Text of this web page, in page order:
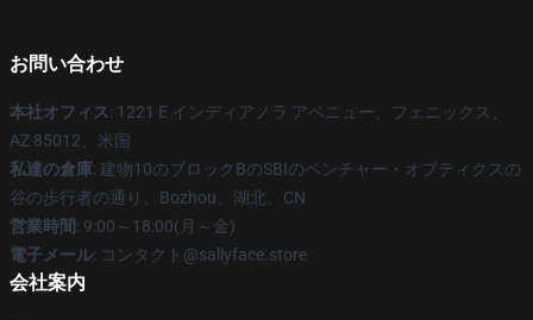
お問い合わせ
本社オフィス: 1221 E インディアノラ アベニュー、フェニックス、
AZ 85012、米国
私達の倉庫: 建物10のブロックBのSBIのベンチャー・オプティクスの
谷の歩行者の通り、Bozhou、湖北、CN
営業時間: 9:00～18:00(月～金)
電子メール: コンタクト@sallyface.store
会社案内